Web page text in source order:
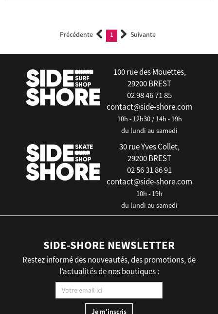
Précédente 1 (current)Suivante
100 rue des Mouettes,
29200 BREST
02 98 46 71 85
contact@side-shore.com
10h - 12h30 / 14h - 19h
du lundi au samedi
30 rue Yves Collet,
29200 BREST
02 56 31 86 91
contact@side-shore.com
10h - 19h
du lundi au samedi
SIDE-SHORE NEWSLETTER
Restez informé des nouveautés, des promotions, de
l’actualités de nos boutiques :